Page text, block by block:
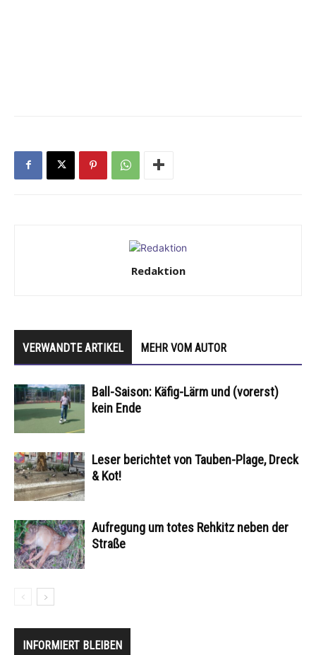
Redaktion
VERWANDTE ARTIKEL MEHR VOM AUTOR
Ball-Saison: Käfig-Lärm und (vorerst)
kein Ende
Leser berichtet von Tauben-Plage, Dreck
& Kot!
Aufregung um totes Rehkitz neben der
Straße
INFORMIERT BLEIBEN